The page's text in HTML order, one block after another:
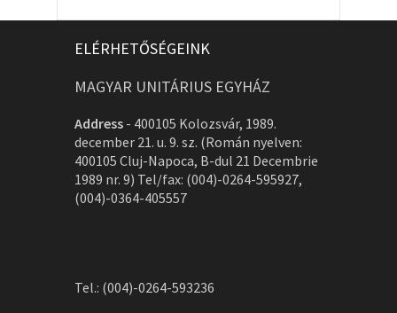
ELÉRHETŐSÉGEINK
MAGYAR UNITÁRIUS EGYHÁZ
Address - 400105 Kolozsvár, 1989.
december 21. u. 9. sz. (Román nyelven:
400105 Cluj-Napoca, B-dul 21 Decembrie
1989 nr. 9) Tel/fax: (004)-0264-595927,
(004)-0364-405557
Tel.: (004)-0264-593236